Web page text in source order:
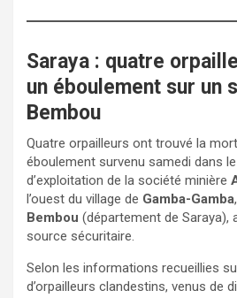
Saraya : quatre
un éboulement sur un
Bembou
Quatre orpailleurs ont trouvé la
éboulement survenu samedi dans
d’exploitation de la société minière
l’ouest du village de Gamba-Gamba
Bembou (département de Saraya),
source sécuritaire.
Selon les informations recueillies
d’orpailleurs clandestins, venus de